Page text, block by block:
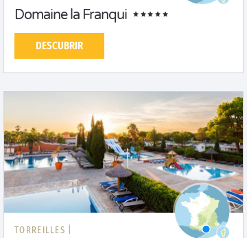
Domaine la Franqui
DESCUBRIR
TORREILLES |